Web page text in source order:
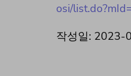
osi/
작성일: 2023-